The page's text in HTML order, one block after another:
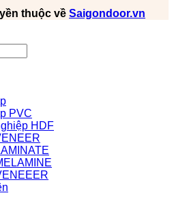
thuộc về Saigondoor.vn
PVC
HDF